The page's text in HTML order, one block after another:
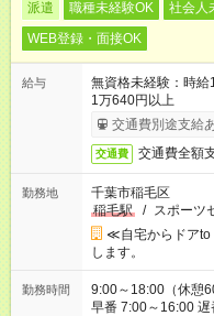
派遣 職種未経験OK 社会人
WEB登録・面接OK
給与
無資格未経験：時
1万640円以上
交通費別途支給
交通費 交通費全額
勤務地
千葉市稲毛区
稲毛駅
/ スポーツ
≪自宅からドアto
します。
勤務時間
9:00～18:00（休憩60分） ■ご希望があれば下記
早番 7:00～16:00 遅番 10:00～